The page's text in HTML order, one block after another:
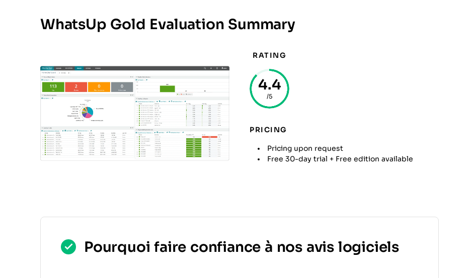
WhatsUp Gold Evaluation Summary
RATING
4.4
/5
PRICING
Pricing upon request
Free 30-day trial + Free edition available
Pourquoi faire confiance à nos avis logiciels